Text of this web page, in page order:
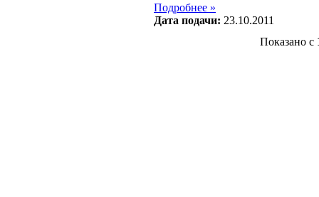
Подробнее »
Дата подачи: 23.10.2011
Показано с